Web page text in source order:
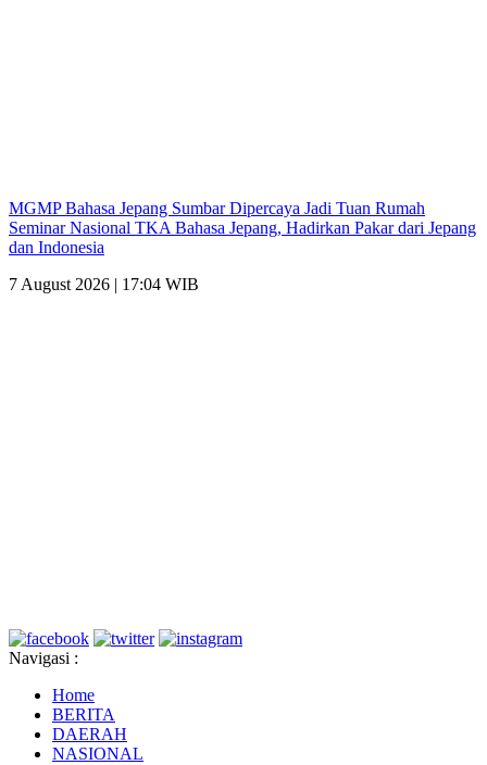
MGMP Bahasa Jepang Sumbar Dipercaya Jadi Tuan Rumah
Seminar Nasional TKA Bahasa Jepang, Hadirkan Pakar dari Jepang
dan Indonesia
7 August 2026 | 17:04 WIB
Navigasi :
Home
BERITA
DAERAH
NASIONAL